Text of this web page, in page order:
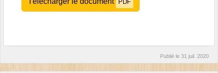
PDF
Publié le 31 juil. 2020